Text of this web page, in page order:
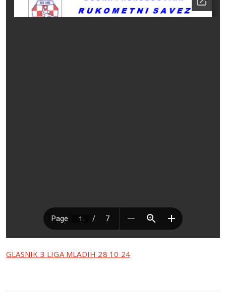
GLASNIK 3 LIGA MLADIH 28 10 24